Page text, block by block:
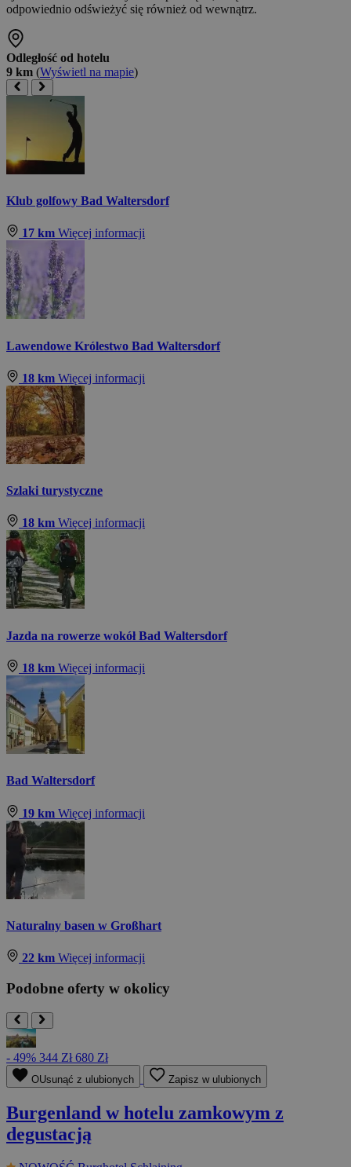
odpowiednio odświeżyć się również od wewnątrz.
Odległość od hotelu
9 km (Wyświetl na mapie)
Klub golfowy Bad Waltersdorf
17 km Więcej informacji
Lawendowe Królestwo Bad Waltersdorf
18 km Więcej informacji
Szlaki turystyczne
18 km Więcej informacji
Jazda na rowerze wokół Bad Waltersdorf
18 km Więcej informacji
Bad Waltersdorf
19 km Więcej informacji
Naturalny basen w Großhart
22 km Więcej informacji
Podobne oferty w okolicy
- 49% 344 Zł680 Zł
OUsunąć z ulubionych Zapisz w ulubionych
Burgenland w hotelu zamkowym z
degustacją